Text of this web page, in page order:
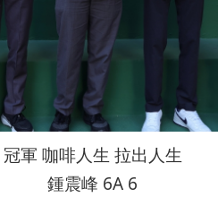
冠軍 咖啡人生 拉出人生
鍾震峰 6A 6